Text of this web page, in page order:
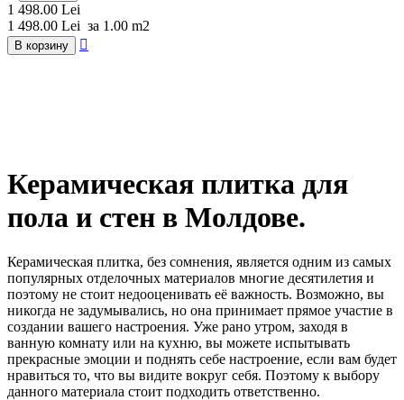
1 498.00 Lei
1 498.00 Lei за 1.00 m2
В корзину 
Керамическая плитка для
пола и стен в Молдове.
Керамическая плитка, без сомнения, является одним из самых
популярных отделочных материалов многие десятилетия и
поэтому не стоит недооценивать её важность. Возможно, вы
никогда не задумывались, но она принимает прямое участие в
создании вашего настроения. Уже рано утром, заходя в
ванную комнату или на кухню, вы можете испытывать
прекрасные эмоции и поднять себе настроение, если вам будет
нравиться то, что вы видите вокруг себя. Поэтому к выбору
данного материала стоит подходить ответственно.